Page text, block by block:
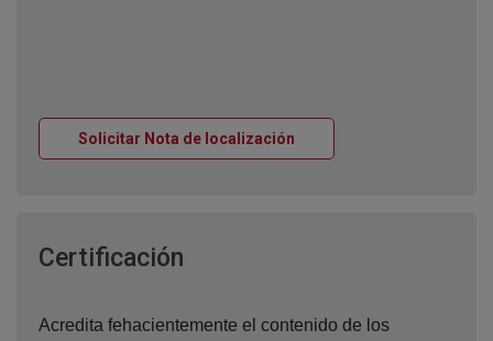
Solicitar Nota de localización
Certificación
Acredita fehacientemente el contenido de los